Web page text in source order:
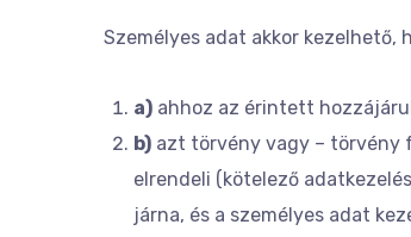
Személyes adat akkor kezelhető,
a)ahhoz az érintett
b)azt törvény vagy – törvény
elrendeli (kötelező
járna, és a személyes adat